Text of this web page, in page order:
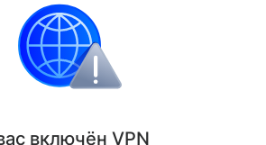
содой. Теперь плита выглядит
самых «бурных» блюд.
включён VPN